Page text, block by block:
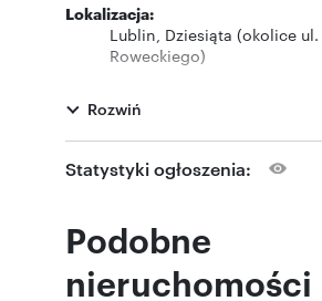
Lokalizacja:
Lublin, Dziesiąta (okolice
Roweckiego)
Wymiary: około 70 m x 25 m
Dojazd:bezpośredni dostęp do
Stan prawny:odrębna własność;
przeznaczenie pod zabudowę
trakcie opracowywania
teren ma być przeznaczony pod
usługową.
Co można wybudować?
Rozwiń
Statystyki ogłoszenia:
Podobne
nieruchomości